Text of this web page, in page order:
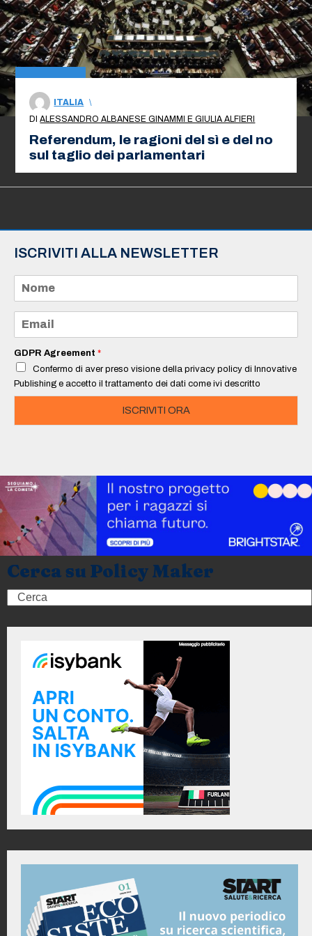
ITALIA \
DIALESSANDRO ALBANESE GINAMMI E GIULIA ALFIERI
Referendum, le ragioni del sì e del no
sul taglio dei parlamentari
ISCRIVITI ALLA NEWSLETTER
m
e
a
i
*
GDPR Agreement *
Confermo di aver preso visione della privacy policy di Innovative
Publishing e accetto il trattamento dei dati come ivi descritto
ISCRIVITI ORA
Cerca su Policy Maker
Search